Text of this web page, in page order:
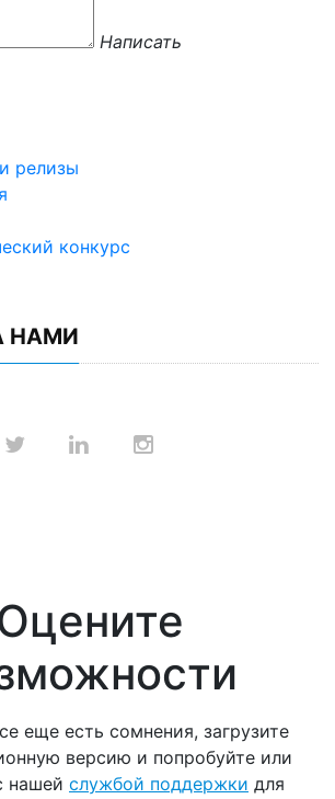
Написать
релизы
конкурс
НАМИ
еще есть сомнения, загрузите
версию и попробуйте или
нашей службой поддержки для